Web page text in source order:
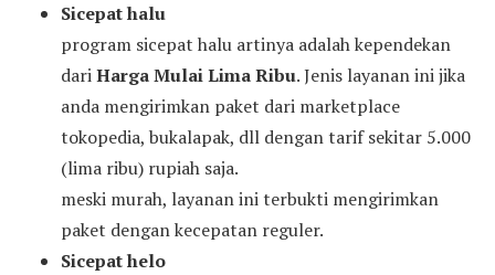
Sicepat halu
program sicepat halu artinya adalah kependekan
dariHarga Mulai Lima Ribu. Jenis layanan ini jika
anda mengirimkan paket dari marketplace
tokopedia, bukalapak, dll dengan tarif sekitar 5.000
(lima ribu) rupiah saja.
meski murah, layanan ini terbukti mengirimkan
paket dengan kecepatan reguler.
Sicepat helo